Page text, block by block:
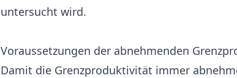
untersucht wird.
Voraussetzungen der abnehmenden
Damit die Grenzproduktivität immer